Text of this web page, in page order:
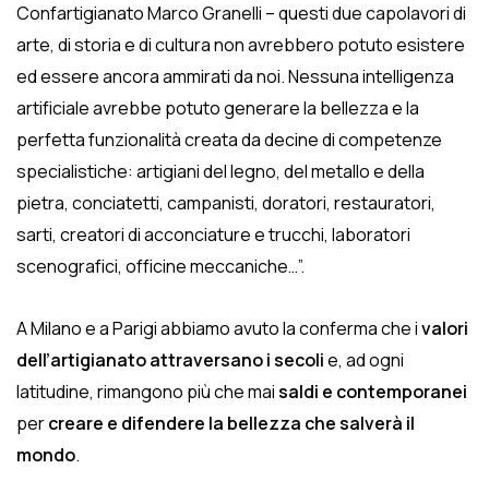
Confartigianato Marco Granelli – questi due capolavori di
arte, di storia e di cultura non avrebbero potuto esistere
ed essere ancora ammirati da noi. Nessuna intelligenza
artificiale avrebbe potuto generare la bellezza e la
perfetta funzionalità creata da decine di competenze
specialistiche: artigiani del legno, del metallo e della
pietra, conciatetti, campanisti, doratori, restauratori,
sarti, creatori di acconciature e trucchi, laboratori
scenografici, officine meccaniche…”.
A Milano e a Parigi abbiamo avuto la conferma che ivalori
dell’artigianato attraversano i secolie, ad ogni
latitudine, rimangono più che maisaldi e contemporanei
percreare e difendere la bellezza che salverà il
mondo.